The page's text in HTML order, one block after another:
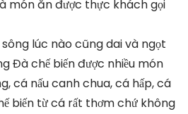
món ăn được thực khách gọi
lúc nào cũng dai và ngọt
Đà chế biến được nhiều món
cá nấu canh chua, cá hấp, cá
biến từ cá rất thơm chứ không